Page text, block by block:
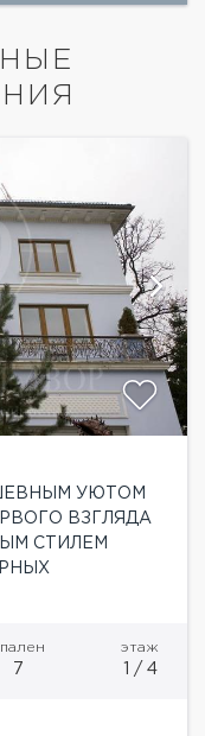
УЮТОМ
ВЗГЛЯДА
СТИЛЕМ
7
этаж
1 / 4